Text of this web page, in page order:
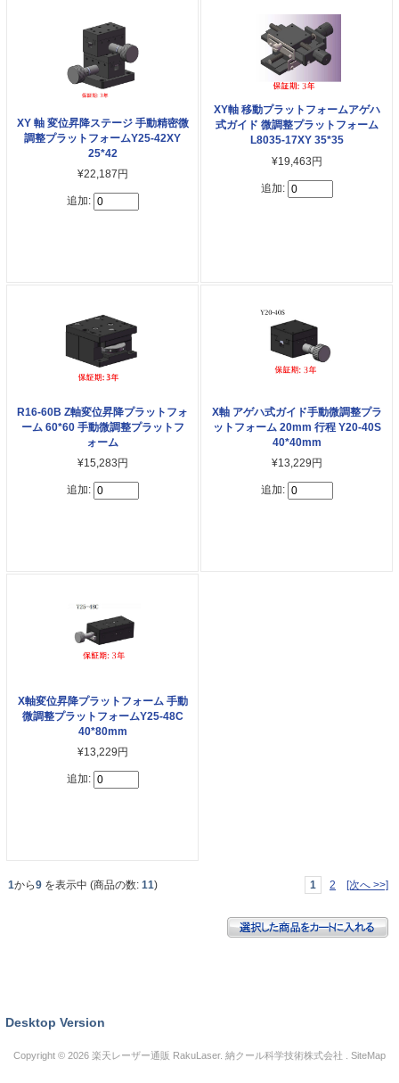
XY 軸 変位昇降ステージ 手動精密微
調整プラットフォームY25-42XY
25*42
¥22,187円
追加:
XY軸 移動プラットフォームアゲハ
式ガイド 微調整プラットフォーム
L8035-17XY 35*35
¥19,463円
追加:
R16-60B Z軸変位昇降プラットフォ
ーム 60*60 手動微調整プラットフ
ォーム
¥15,283円
追加:
X軸 アゲハ式ガイド手動微調整プラ
ットフォーム 20mm 行程 Y20-40S
40*40mm
¥13,229円
追加:
X軸変位昇降プラットフォーム 手動
微調整プラットフォームY25-48C
40*80mm
¥13,229円
追加:
1から9 を表示中 (商品の数: 11) 1 2 [次へ >>]
Desktop Version
Copyright © 2026 楽天レーザー通販 RakuLaser. 納クール科学技術株式会社 . SiteMap